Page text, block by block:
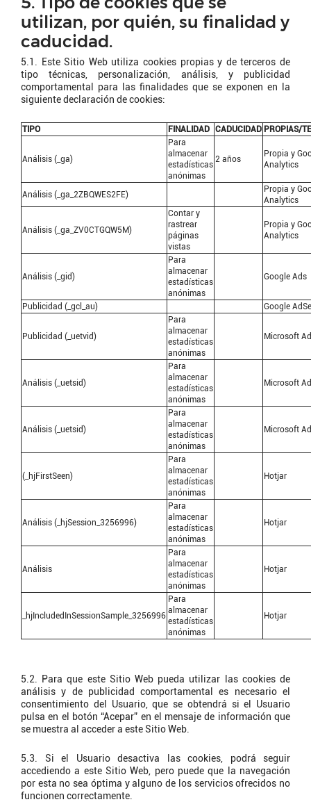
utilizan, por quién, su finalidad y
caducidad.
5.1. Este Sitio Web utiliza cookies propias y de terceros de
tipo técnicas, personalización, análisis, y publicidad
comportamental para las finalidades que se exponen en la
siguiente declaración de cookies:
TIPO FINALIDAD CADUCIDAD PROPIAS/
Análisis (_ga)
Para
almacenar
estadísticas
anónimas
2 años
Propia y
Analytics
Análisis (_ga_2ZBQWES2FE)
Propia y
Analytics
Análisis (_ga_ZV0CTGQW5M)
Contar y
rastrear
páginas
vistas
Propia y
Analytics
Análisis (_gid)
Para
almacenar
estadísticas
anónimas
Google Ads
Publicidad (_gcl_au) Google
Publicidad (_uetvid)
Para
almacenar
estadísticas
anónimas
Microsoft
Análisis (_uetsid)
Para
almacenar
estadísticas
anónimas
Microsoft
Análisis (_uetsid)
Para
almacenar
estadísticas
anónimas
Microsoft
(_hjFirstSeen)
Para
almacenar
estadísticas
anónimas
Hotjar
Análisis (_hjSession_3256996)
Para
almacenar
estadísticas
anónimas
Hotjar
Análisis
Para
almacenar
estadísticas
anónimas
Hotjar
_hjIncludedInSessionSample_3256996
Para
almacenar
estadísticas
anónimas
Hotjar
5.2. Para que este Sitio Web pueda utilizar las cookies de
análisis y de publicidad comportamental es necesario el
consentimiento del Usuario, que se obtendrá si el Usuario
pulsa en el botón “Acepar” en el mensaje de información que
se muestra al acceder a este Sitio Web.
5.3. Si el Usuario desactiva las cookies, podrá seguir
accediendo a este Sitio Web, pero puede que la navegación
por esta no sea óptima y alguno de los servicios ofrecidos no
funcionen correctamente.